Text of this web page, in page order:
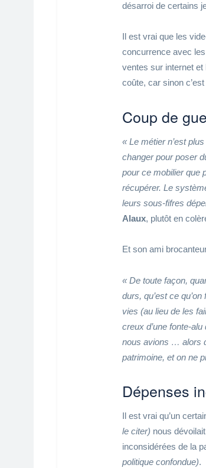
désarroi de certains
Il est vrai que les
concurrence avec
ventes sur internet
coûte, car sinon
Coup de
« Le métier n’est
changer pour poser
pour ce mobilier que
récupérer. Le
leurs sous-fifres
Alaux, plutôt en
Et son ami
« De toute façon,
durs, qu’est ce
vies (au lieu de les
creux d’une fonte-
nous avions … alors
patrimoine, et on ne
Dépenses
Il est vrai qu’un
le citer) nous
inconsidérées de la
politique confondue).